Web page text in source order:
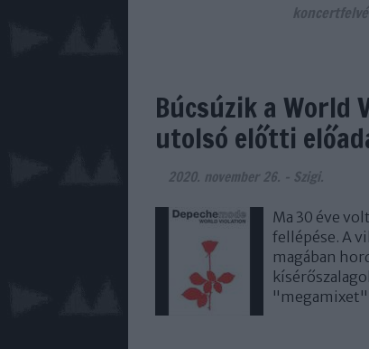
Búcsúzik a World
utolsó előtti
2020. november 26. - Szigi.
Ma 30 éve
fellépése. A
magában